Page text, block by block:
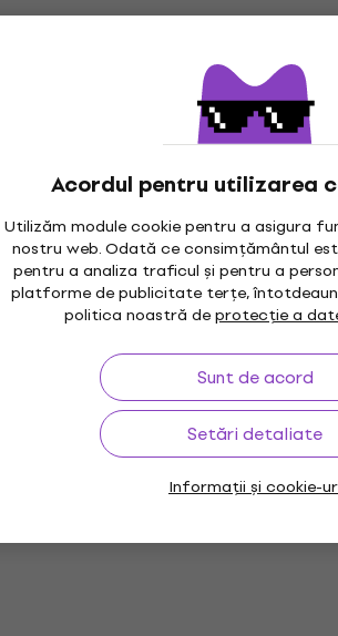
Acordul pentru utilizarea
Utilizăm module cookie pentru a asigura
nostru web. Odată ce consimțământul
pentru a analiza traficul și pentru a
platforme de publicitate terțe,
politica noastră deprotecție a
Sunt de acord
Setări detaliate
Informații și cookie-